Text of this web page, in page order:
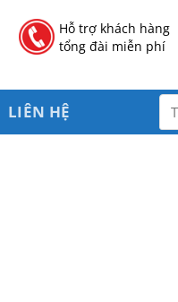
Hỗ trợ khách hàng
tổng đài miễn phí
LIÊN HỆ
Tìm